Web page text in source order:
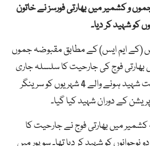
و کشمیر میں بھارتی فورسز نے خاتون
(کے ایم ایس) کے مطابق مقبوضہ جموں
فوج کی جارحیت کا سلسلہ جاری
ہے اور خاتون سمیت شہید ہونے والے 4 شہریوں کو سرینگر
کے دوران شہید کیا گیا۔
میں بھارتی فوج نے جارحیت کا
نوجوانوں کو شہید کر دیا تھا۔ سوپور میں